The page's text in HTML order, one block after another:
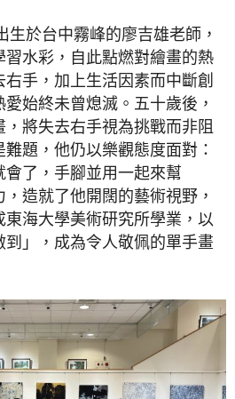
於台中霧峰的廖吉雄老師，
習水彩，自此點燃對繪畫的熱
手，加上生活因素而中斷創
始終未曾熄滅。五十歲後，
將失去右手視為挑戰而非阻
題，他仍以樂觀態度面對：
會了，手腳並用一起來幫
造就了他開闊的藝術視野，
海大學美術研究所學業，以
」，成為令人敬佩的單手畫